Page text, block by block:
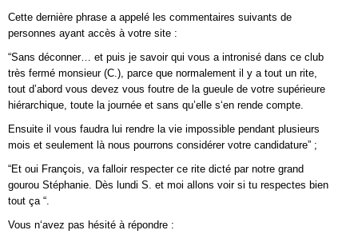
Cette dernière phrase a appelé les commentaires suivants de
personnes ayant accès à votre site :
“Sans déconner… et puis je savoir qui vous a intronisé dans ce club
très fermé monsieur (C.), parce que normalement il y a tout un rite,
tout d’abord vous devez vous foutre de la gueule de votre supérieure
hiérarchique, toute la journée et sans qu’elle s‘en rende compte.
Ensuite il vous faudra lui rendre la vie impossible pendant plusieurs
mois et seulement là nous pourrons considérer votre candidature” ;
“Et oui François, va falloir respecter ce rite dicté par notre grand
gourou Stéphanie. Dès lundi S. et moi allons voir si tu respectes bien
tout ça “.
Vous n‘avez pas hésité à répondre :